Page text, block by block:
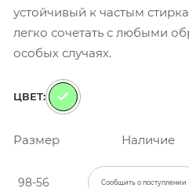
устойчивый к частым
легко сочетать с любыми
особых случаях.
ЦВЕТ:
Размер Наличие
98-56 Сообщить о поступлении